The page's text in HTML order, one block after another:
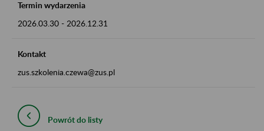
Termin wydarzenia
2026.03.30 - 2026.12.31
Kontakt
zus.szkolenia.czewa@zus.pl
Powrót do listy